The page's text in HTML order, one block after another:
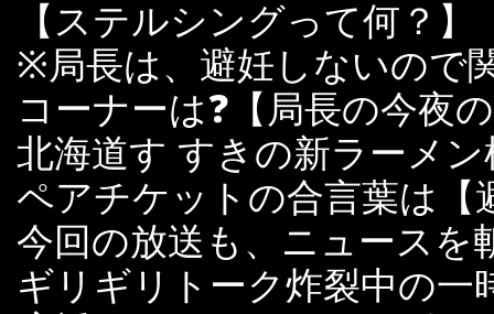
【ステルシングって何？】
※局長は、避妊しないので
コーナーは❓【局長の今夜
北海道す すきの新ラーメ
ペアチケットの合言葉は【
今回の放送も、ニュースを
ギリギリトーク炸裂中の一